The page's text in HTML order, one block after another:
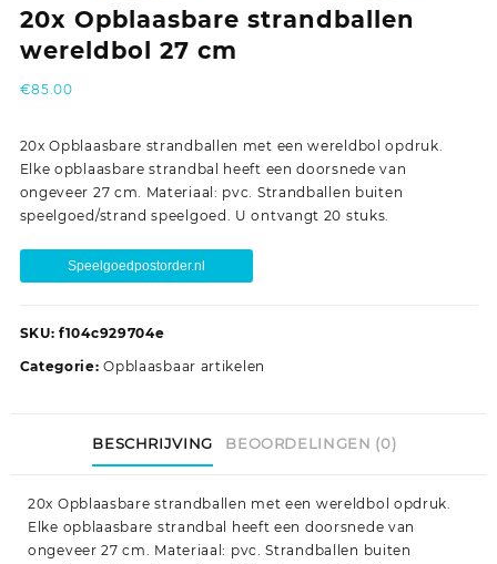
20x Opblaasbare strandballen
wereldbol 27 cm
€85.00
20x Opblaasbare strandballen met een wereldbol opdruk.
Elke opblaasbare strandbal heeft een doorsnede van
ongeveer 27 cm. Materiaal: pvc. Strandballen buiten
speelgoed/strand speelgoed. U ontvangt 20 stuks.
Speelgoedpostorder.nl
SKU: f104c929704e
Categorie:Opblaasbaar artikelen
BESCHRIJVING BEOORDELINGEN (0)
20x Opblaasbare strandballen met een wereldbol opdruk.
Elke opblaasbare strandbal heeft een doorsnede van
ongeveer 27 cm. Materiaal: pvc. Strandballen buiten